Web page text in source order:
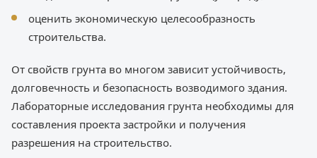
оценить экономическую целесообразность
строительства.
От свойств грунта во многом зависит устойчивость,
долговечность и безопасность возводимого здания.
Лабораторные исследования грунта необходимы для
составления проекта застройки и получения
разрешения на строительство.